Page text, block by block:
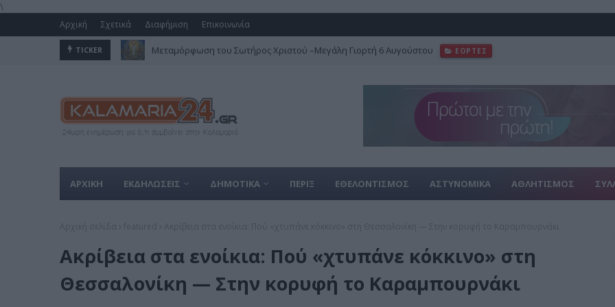
\
Αρχική Σχετικά Διαφήμιση Επικοινωνία
TICKER Μεταμόρφωση του Σωτήρος Χριστού –Μεγάλη Γιορτή 6 Αυγούστου ΕΟΡΤΕΣ
ΑΡΧΙΚΗ ΕΚΔΗΛΩΣΕΙΣ ΔΗΜΟΤΙΚΑ ΠΕΡΙΞ ΕΘΕΛΟΝΤΙΣΜΟΣ ΑΣΤΥΝΟΜΙΚΑ ΑΘΛΗΤΙΣΜΟΣ
Ακρίβεια στα ενοίκια: Πού «χτυπάνε κόκκινο» στη
Θεσσαλονίκη — Στην κορυφή το Καραμπουρνάκι